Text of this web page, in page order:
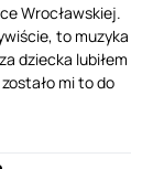
Wrocławskiej.
to muzyka
dziecka lubiłem
mi to do